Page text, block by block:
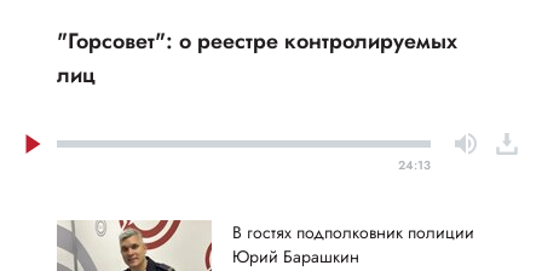
"Горсовет": о реестре контролируемых
лиц
24:13
В гостях подполковник полиции
Юрий Барашкин